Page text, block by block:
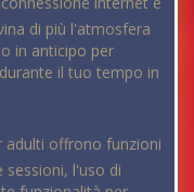
di più l'atmosfera
in anticipo per
il tuo tempo in
offrono funzioni
sessioni, l'uso di